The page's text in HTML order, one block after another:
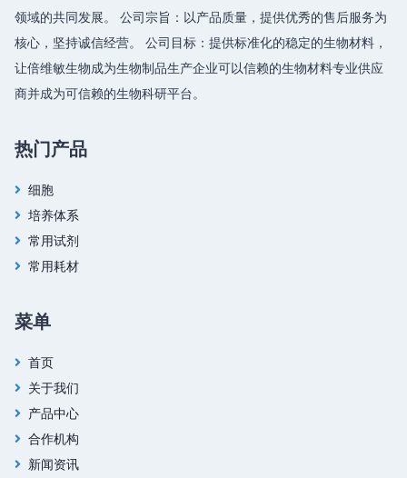
领域的共同发展。 公司宗旨：以产品质量，提供优秀的售后服务为
核心，坚持诚信经营。 公司目标：提供标准化的稳定的生物材料，
让倍维敏生物成为生物制品生产企业可以信赖的生物材料专业供应
商并成为可信赖的生物科研平台。
热门产品
细胞
培养体系
常用试剂
常用耗材
菜单
首页
关于我们
产品中心
合作机构
新闻资讯